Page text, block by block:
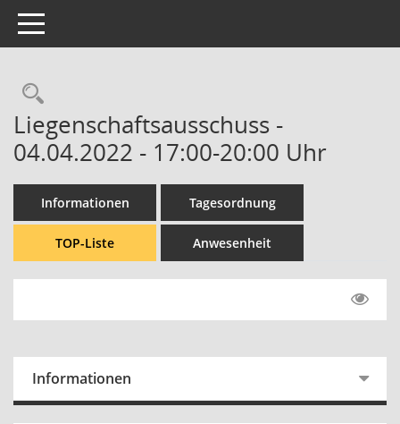
Toggle navigation
Rechercheauswahl
Liegenschaftsausschuss -
04.04.2022 - 17:00-20:00 Uhr
Informationen Tagesordnung
TOP-Liste Anwesenheit
Informationen